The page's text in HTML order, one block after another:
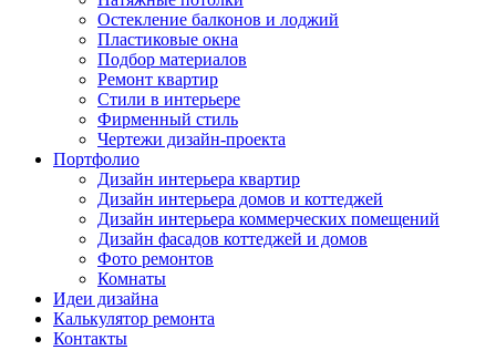
Остекление балконов и лоджий
Пластиковые окна
Подбор материалов
Ремонт квартир
Стили в интерьере
Фирменный стиль
Чертежи дизайн-проекта
Портфолио
Дизайн интерьера квартир
Дизайн интерьера домов и коттеджей
Дизайн интерьера коммерческих помещений
Дизайн фасадов коттеджей и домов
Фото ремонтов
Комнаты
Идеи дизайна
Калькулятор ремонта
Контакты